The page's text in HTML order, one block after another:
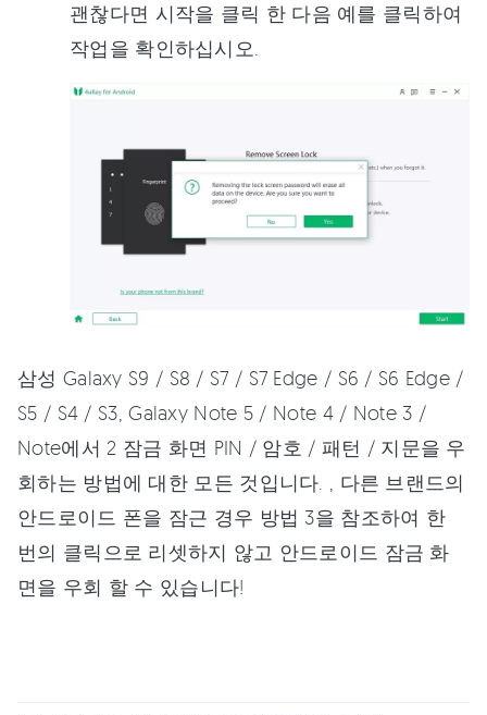
괜찮다면 시작을 클릭 한 다음 예를 클릭하여
작업을 확인하십시오.
삼성 Galaxy S9 / S8 / S7 / S7 Edge / S6 / S6 Edge /
S5 / S4 / S3, Galaxy Note 5 / Note 4 / Note 3 /
Note에서 2 잠금 화면 PIN / 암호 / 패턴 / 지문을 우
회하는 방법에 대한 모든 것입니다. , 다른 브랜드의
안드로이드 폰을 잠근 경우 방법 3을 참조하여 한
번의 클릭으로 리셋하지 않고 안드로이드 잠금 화
면을 우회 할 수 있습니다!